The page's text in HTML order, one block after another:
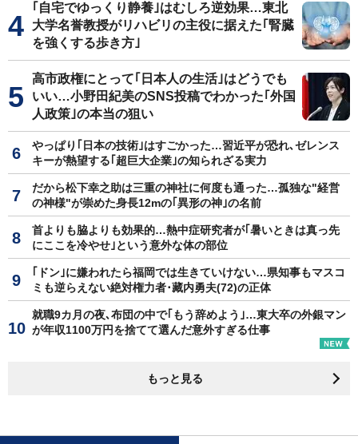
｢自宅でゆっくり静養｣はむしろ逆効果…東北
大学名誉教授がリハビリの主役に据えた｢腎臓
を強くする歩き方｣
高市政権にとって｢日本人の生活｣はどうでも
いい…小野田紀美のSNS投稿でわかった｢外国
人政策｣の本当の狙い
やっぱり｢日本の技術｣はすごかった…習近平が恐れ､ゼレンス
キーが熱望する｢超巨大企業｣の知られざる実力
だから松下幸之助は三重の神社に何度も通った…孤独な"経営
の神様"が崇めた身長12mの｢異形の神｣の名前
首よりも脇よりも効果的…熱中症研究者が｢暑いときは真っ先
にここを冷やせ｣という意外な体の部位
｢ドン｣に嫌われたら福岡では生きていけない…県知事もマスコ
ミも逆らえない絶対権力者･藏内勇夫(72)の正体
就職9カ月の夜､布団の中で｢もう辞めよう｣…東大卒の外銀マン
が年収1100万円を捨てて選んだ意外すぎる仕事
もっと見る